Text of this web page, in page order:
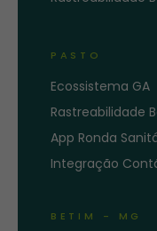
PASTO
Ecossistema GA
Rastreabilidade
App Ronda
Integração
BETIM - MG